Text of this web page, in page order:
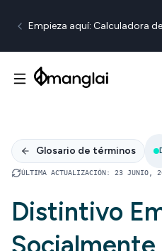
Empieza aquí: Calculadora
Glosario de términos
ÚLTIMA ACTUALIZACIÓN: 23 JUNIO,
Distintivo
Socialmente